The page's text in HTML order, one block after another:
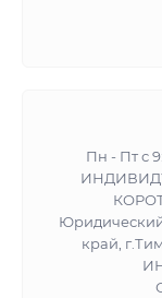
Пн - Пт с
край,